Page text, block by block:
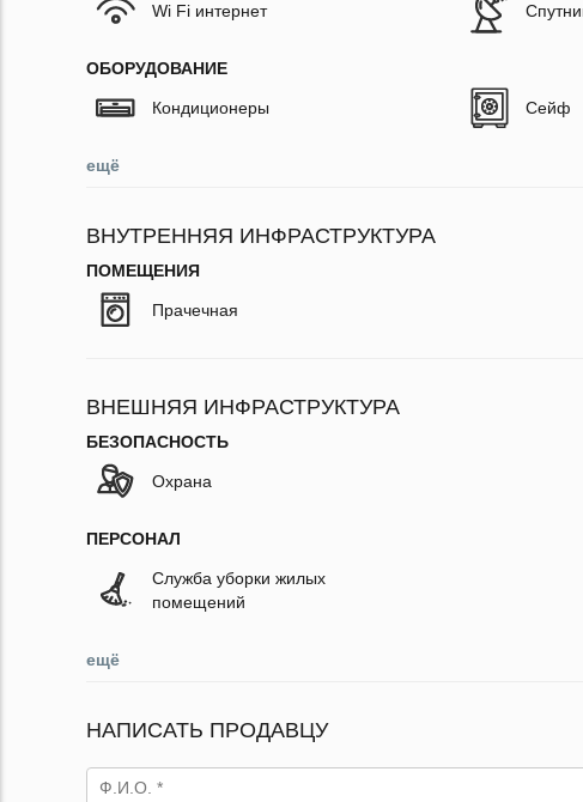
Wi Fi интернет
ОБОРУДОВАНИЕ
Кондиционеры Сейф
ещё
ВНУТРЕННЯЯ ИНФРАСТРУКТУРА
ПОМЕЩЕНИЯ
Прачечная
ВНЕШНЯЯ ИНФРАСТРУКТУРА
БЕЗОПАСНОСТЬ
Охрана
ПЕРСОНАЛ
Служба уборки жилых
помещений
ещё
НАПИСАТЬ ПРОДАВЦУ